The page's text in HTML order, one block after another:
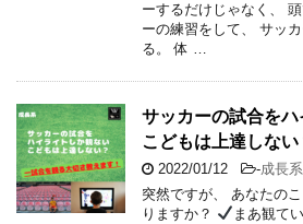
ーするだけじゃなく、
ーの練習をして、 サッ
る。 体 …
サッカーの試合を
こどもは上達しない
2022/01/12 -成長系
突然ですが、 あなたの
りますか？
まあ観て